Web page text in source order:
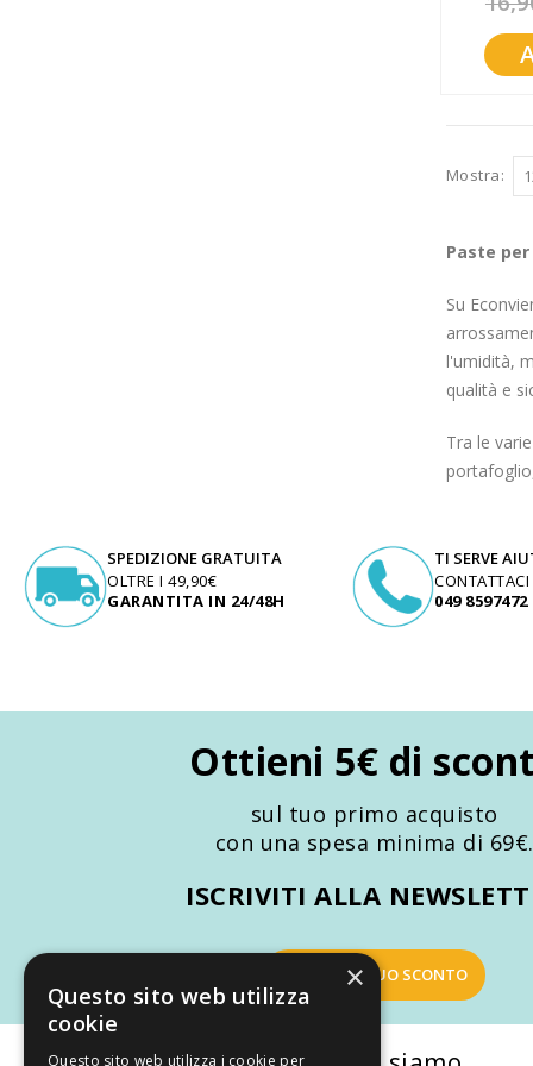
Mostra
Paste
Su
l'umidità,
qualità e
Tra le
SPEDIZIONE GRATUITA
OLTRE I 49,90€
GARANTITA IN 24/48H
TI SERVE
CONTATTACI
049 8597472
Ottieni 5€ di
sul tuo primo acquisto
con una spesa minima di 69€.
ISCRIVITI ALLA
OTTIENI IL TUO SCONTO
×
Questo sito web utilizza
cookie
Questo sito web utilizza i cookie per